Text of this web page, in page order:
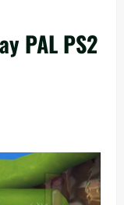
PAL PS2